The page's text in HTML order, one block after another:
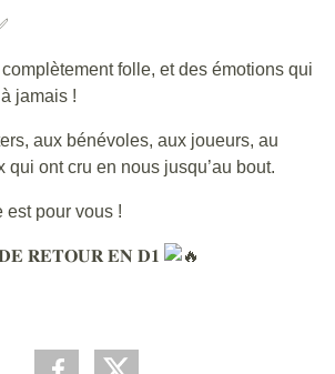
folle, et des émotions qui
jamais !
aux bénévoles, aux joueurs, au
qui ont cru en nous jusqu’au bout.
est pour vous !
𝐑𝐄𝐓𝐎𝐔𝐑 𝐄𝐍 𝐃𝟏